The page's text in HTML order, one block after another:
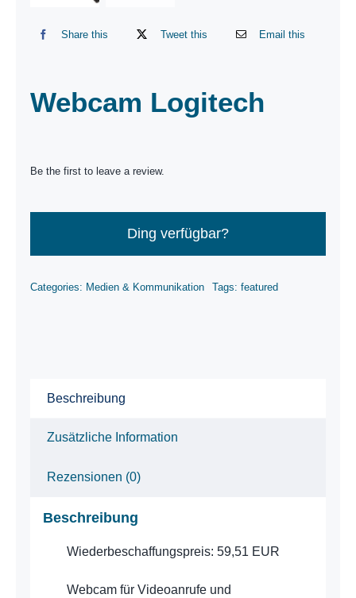
Share this Tweet this Email this
Webcam Logitech
Be the first to leave a review.
Ding verfügbar?
Categories: Medien & Kommunikation Tags: featured
Beschreibung
Zusätzliche Information
Rezensionen (0)
Beschreibung
Wiederbeschaffungspreis: 59,51 EUR
Webcam für Videoanrufe und